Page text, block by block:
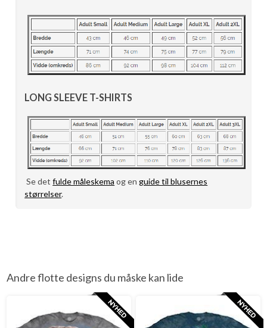
LONG SLEEVE T-SHIRTS
Se detfulde måleskema og enguide til blusernes
størrelser.
Andre flotte designs du måske kan lide